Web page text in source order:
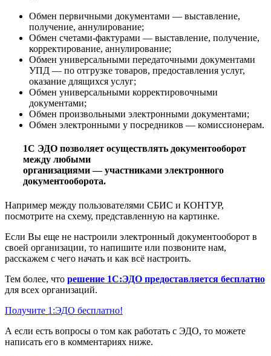
Обмен первичными документами — выставление,
получение, аннулирование;
Обмен счетами-фактурами — выставление, получение,
корректирование, аннулирование;
Обмен универсальными передаточными документами
УПД — по отгрузке товаров, предоставления услуг,
оказание длящихся услуг;
Обмен универсальными корректировочными
документами;
Обмен произвольными электронными документами;
Обмен электронными у посредников — комиссионерам.
1С ЭДО позволяет осуществлять документооборот
между любыми
организациями — участниками электронного
документооборота.
Например между пользователями СБИС и КОНТУР,
посмотрите на схему, представленную на картинке.
Если Вы еще не настроили электронный документооборот в
своей организации, то напишите или позвоните нам,
расскажем с чего начать и как всё настроить.
Тем более, что решение 1С:ЭДО предоставляется бесплатно
для всех организаций.
Получите 1:ЭДО бесплатно!
А если есть вопросы о том как работать с ЭДО, то можете
написать его в комментариях ниже.